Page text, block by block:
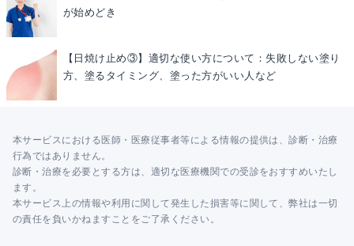
が始めどき
【日焼け止め③】適切な使い方について：失敗しない塗り
方、塗るタイミング、塗った方がいい人など
本サービスにおける医師・医療従事者等による情報の提供は、診断・治療
行為ではありません。
診断・治療を必要とする方は、適切な医療機関での受診をおすすめいたし
ます。
本サービス上の情報や利用に関して発生した損害等に関して、弊社は一切
の責任を負いかねますことをご了承ください。